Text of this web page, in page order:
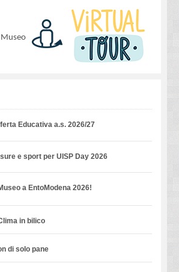
Museo
Educativa a.s. 2026/27
e sport per UISP Day 2026
a EntoModena 2026!
in bilico
di solo pane